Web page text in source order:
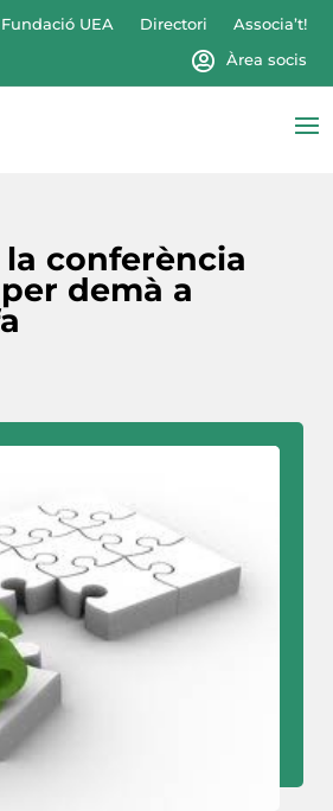
Fundació UEA Directori
Associa’t!
Àrea socis
conferència
demà a